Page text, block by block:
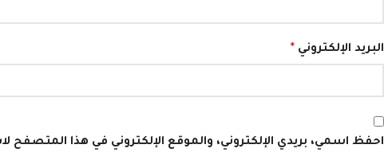
البريد الإلكتروني *
احفظ اسمي، بريدي الإلكتروني، والموقع الإلكتروني في هذا المتصفح